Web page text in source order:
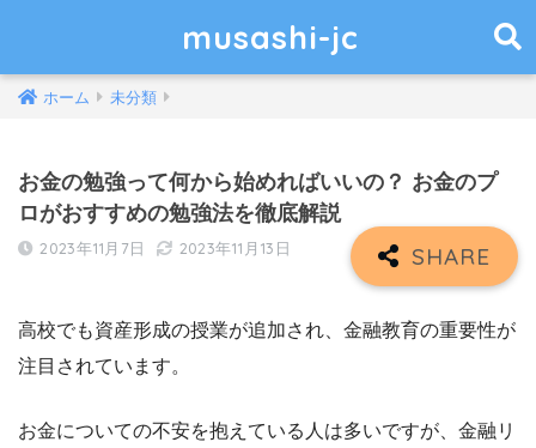
musashi-jc
ホーム 未分類
お金の勉強って何から始めればいいの？ お金のプ
ロがおすすめの勉強法を徹底解説
2023年11月7日 2023年11月13日
高校でも資産形成の授業が追加され、金融教育の重要性が
注目されています。
お金についての不安を抱えている人は多いですが、金融リ